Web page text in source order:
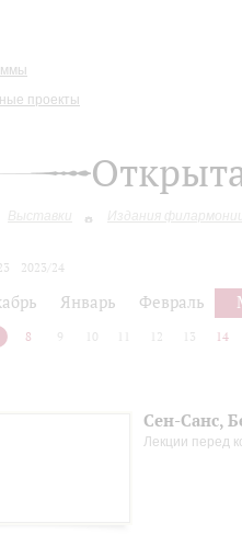
проекты
Выставки Издания
2023/24
Январь Февраль
8 9 10 12 13 14
Сен-Санс,
Лекции перед